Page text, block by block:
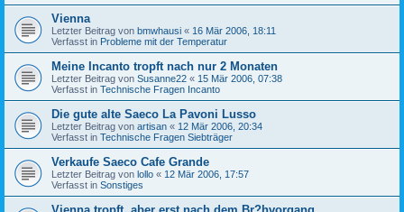
Vienna
Letzter Beitrag von bmwhausi « 16 Mär 2006, 18:11
Verfasst in Probleme mit der Temperatur
Meine Incanto tropft nach nur 2 Monaten
Letzter Beitrag von Susanne22 « 15 Mär 2006, 07:38
Verfasst in Technische Fragen Incanto
Die gute alte Saeco La Pavoni Lusso
Letzter Beitrag von artisan « 12 Mär 2006, 20:34
Verfasst in Technische Fragen Siebträger
Verkaufe Saeco Cafe Grande
Letzter Beitrag von lollo « 12 Mär 2006, 17:57
Verfasst in Sonstiges
Vienna tropft, aber erst nach dem Br?hvorgang